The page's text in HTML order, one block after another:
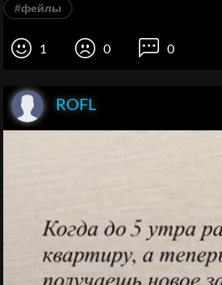
#фейлы
1 0 0
ROFL